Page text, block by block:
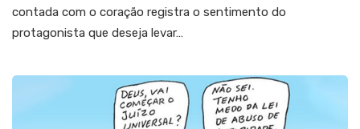
contada com o coração registra o sentimento do
protagonista que deseja levar…